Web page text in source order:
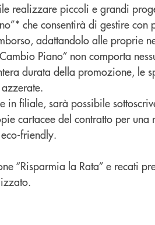
realizzare piccoli e grandi
che consentirà di gestire con
adattandolo alle proprie
Piano” non comporta
durata della promozione, le
filiale, sarà possibile
cartacee del contratto per
friendly.
“Risparmia la Rata” e recati